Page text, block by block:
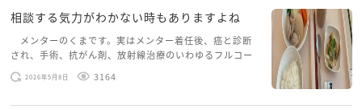
相談する気力がわかない時もありますよね
メンターのくまです。実はメンター着任後、癌と診断
され、手術、抗がん剤、放射線治療のいわゆるフルコー
スを体験していて、しばらくメンターカフェに来られて
いませんでした。体力だけでなく、気力も落ちパソコン
2026年5月8日 3164